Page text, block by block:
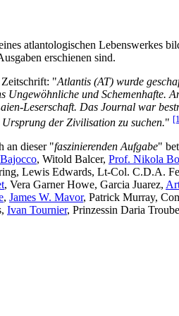
atlantologischen Lebenswerkes
erschienen sind.
Zeitschrift: "Atlantis (AT) wurde
und
Leserschaft. Das Journal war
der Zivilisation zu suchen."
an dieser "faszinierenden Aufgabe"
, Witold Balcer, Prof. Nikola
Lewis Edwards, Lt-Col. C.D.A.
, Vera Garner Howe, Garcia Juarez,
, James W. Mavor, Patrick Murray,
Ivan Tournier, Prinzessin Daria